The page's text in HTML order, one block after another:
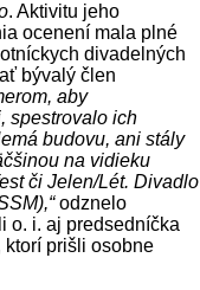
. Aktivitu jeho
ocenení mala plné
divadelných
bývalý člen
aby
spestrovalo ich
budovu, ani stály
na vidieku
či Jelen/Lét. Divadlo
odznelo
o. i. aj predsedníčka
ktorí prišli osobne